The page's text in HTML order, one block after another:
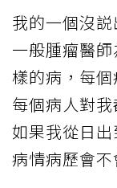
我的一個沒
一般腫瘤醫
樣的病，每
每個病人對
如果我從日
病情病歷會